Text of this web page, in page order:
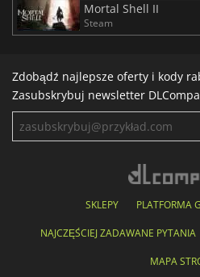
Mortal Shell II
Steam
Zdobądź najlepsze oferty i kody
Zasubskrybuj newsletter
SKLEPY PLATFORMA
NAJCZĘŚCIEJ ZADAWANE PYTANIA
MAPA